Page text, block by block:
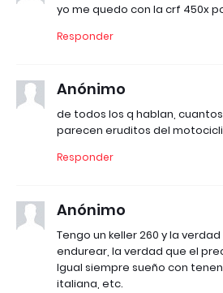
yo me quedo con la crf 450x
Responder
Anónimo
de todos los q hablan,
parecen eruditos del
Responder
Anónimo
Tengo un keller 260 y la
endurear, la verdad que el
Igual siempre sueño con
italiana, etc.